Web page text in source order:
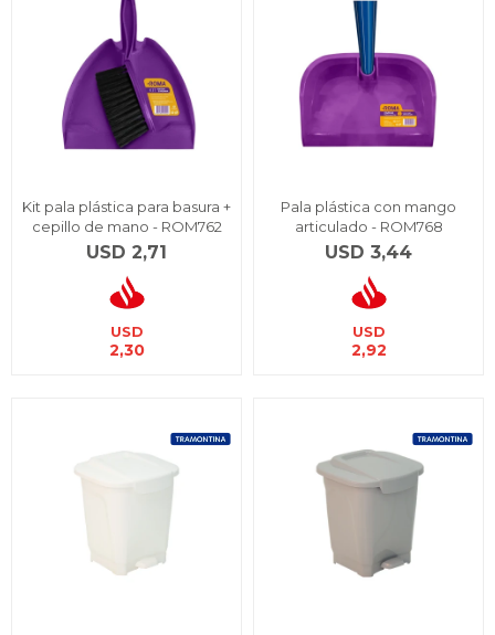
Kit pala plástica para basura +
cepillo de mano - ROM762
USD 2,71
USD
2,30
Pala plástica con mango
articulado - ROM768
USD 3,44
USD
2,92